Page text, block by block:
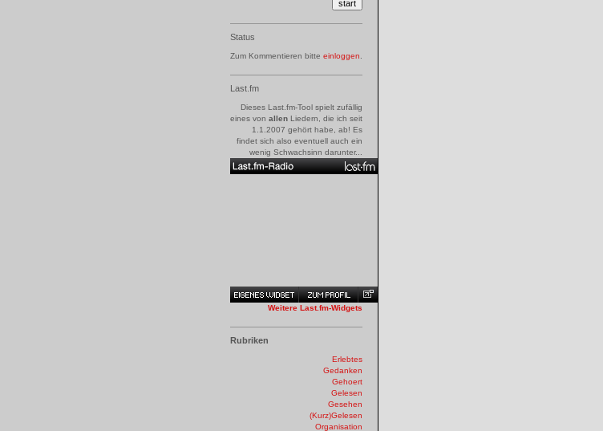
Status
Zum Kommentieren bitte einloggen
Last.fm
Dieses Last.fm-Tool spielt zufällig
eines von allen Liedern, die ich seit
1.1.2007 gehört habe, ab! Es
findet sich also eventuell auch ein
wenig Schwachsinn darunter...
Weitere Last.fm-Widgets
Rubriken
Erlebtes
Gedanken
Gehoert
Gelesen
Gesehen
(Kurz)Gelesen
Organisation